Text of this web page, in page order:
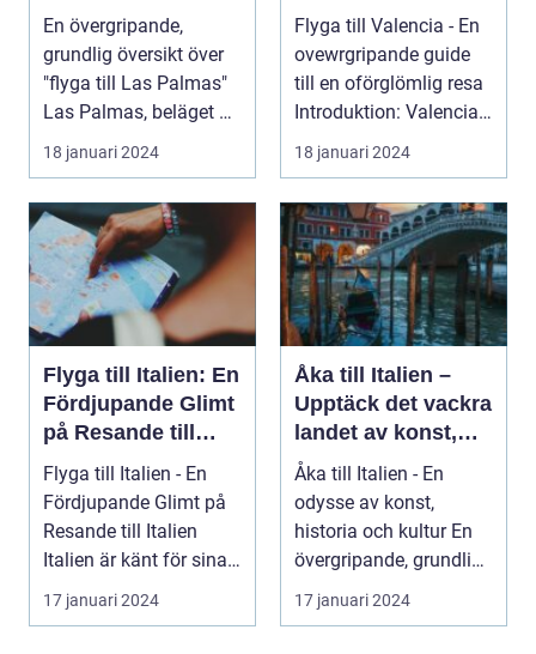
pärla
En övergripande,
grundlig översikt över
"flyga till Las Palmas"
Las Palmas, beläget på
ön Gran Cana...
18 januari 2024
Flyga till Valencia - En
ovewrgripande guide
till en oförglömlig resa
Introduktion: Valencia,
beläg...
18 januari 2024
Flyga till Italien: En
Fördjupande Glimt
på Resande till
Italien
Flyga till Italien - En
Fördjupande Glimt på
Resande till Italien
Italien är känt för sina
fantasti...
17 januari 2024
Åka till Italien –
Upptäck det vackra
landet av konst,
historia och kultur
Åka till Italien - En
odysse av konst,
historia och kultur En
övergripande, grundlig
översikt över...
17 januari 2024